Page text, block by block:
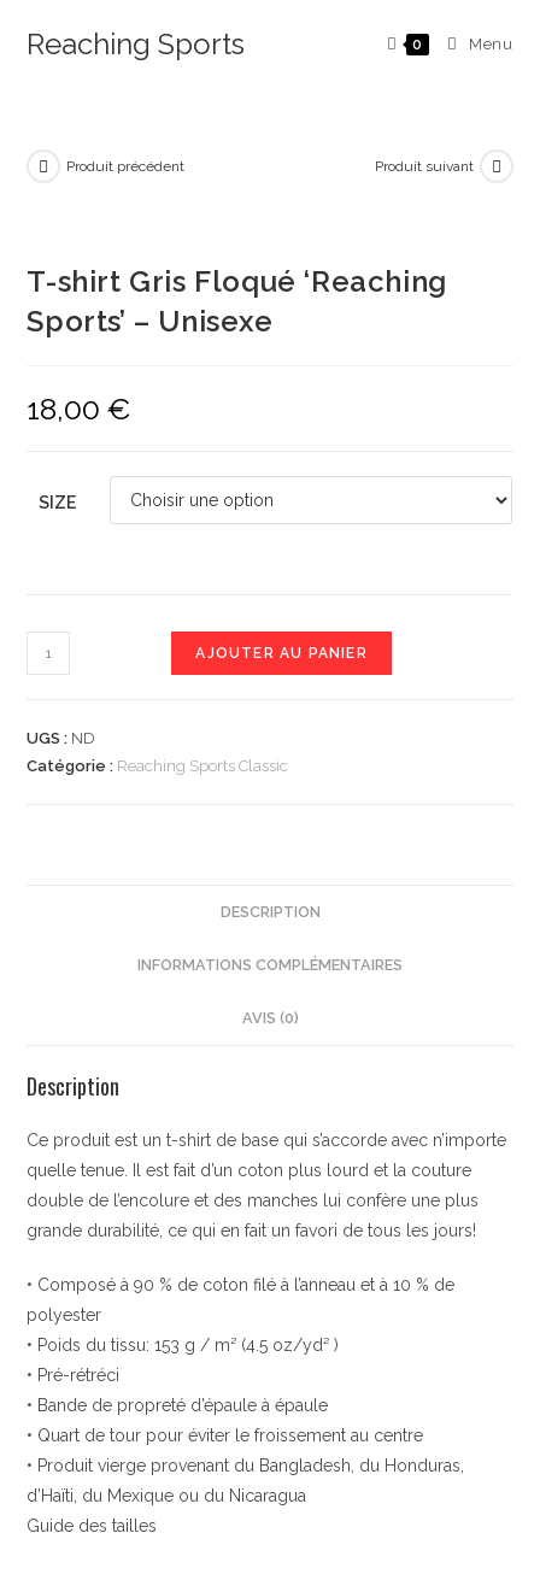
Reaching Sports 0 Menu
Produit précédent Produit suivant
T-shirt Gris Floqué ‘Reaching
Sports’ – Unisexe
18,00€
SIZE
AJOUTER AU PANIER
UGS : ND
Catégorie : Reaching Sports Classic
DESCRIPTION
INFORMATIONS COMPLÉMENTAIRES
AVIS (0)
Description
Ce produit est un t-shirt de base qui s’accorde avec n’importe
quelle tenue. Il est fait d’un coton plus lourd et la couture
double de l’encolure et des manches lui confère une plus
grande durabilité, ce qui en fait un favori de tous les jours!
• Composé à 90 % de coton filé à l’anneau et à 10 % de
polyester
• Poids du tissu: 153 g / m² (4.5 oz/yd² )
• Pré-rétréci
• Bande de propreté d’épaule à épaule
• Quart de tour pour éviter le froissement au centre
• Produit vierge provenant du Bangladesh, du Honduras,
d’Haïti, du Mexique ou du Nicaragua
Guide des tailles